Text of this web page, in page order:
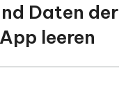
Daten der
leeren